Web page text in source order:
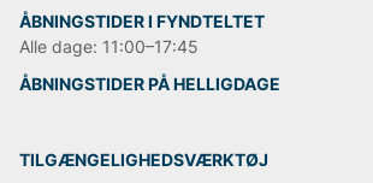
ÅBNINGSTIDER I FYNDTELTET
Alle dage: 11:00–17:45
ÅBNINGSTIDER PÅ HELLIGDAGE
TILGÆNGELIGHEDSVÆRKTØJ